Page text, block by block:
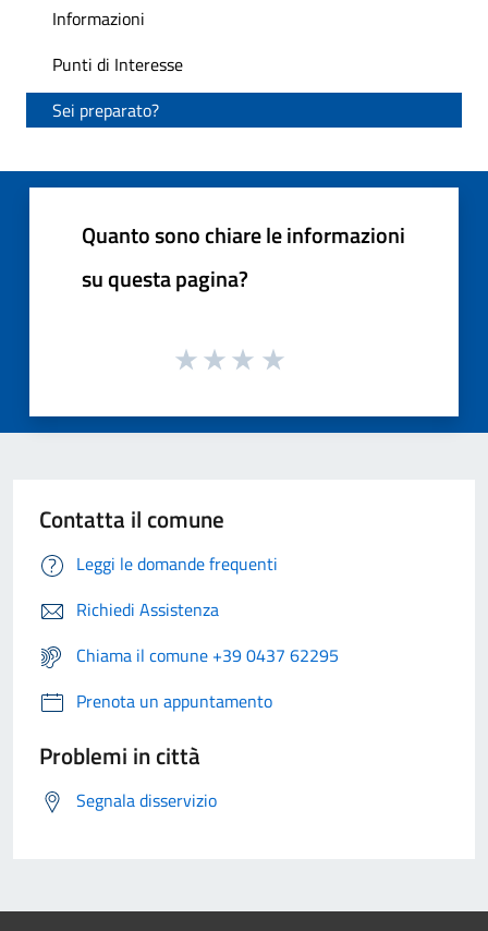
Informazioni
Punti di Interesse
Sei preparato?
Quanto sono chiare le informazioni
su questa pagina?
Contatta il comune
Leggi le domande frequenti
Richiedi Assistenza
Chiama il comune +39 0437 62295
Prenota un appuntamento
Problemi in città
Segnala disservizio